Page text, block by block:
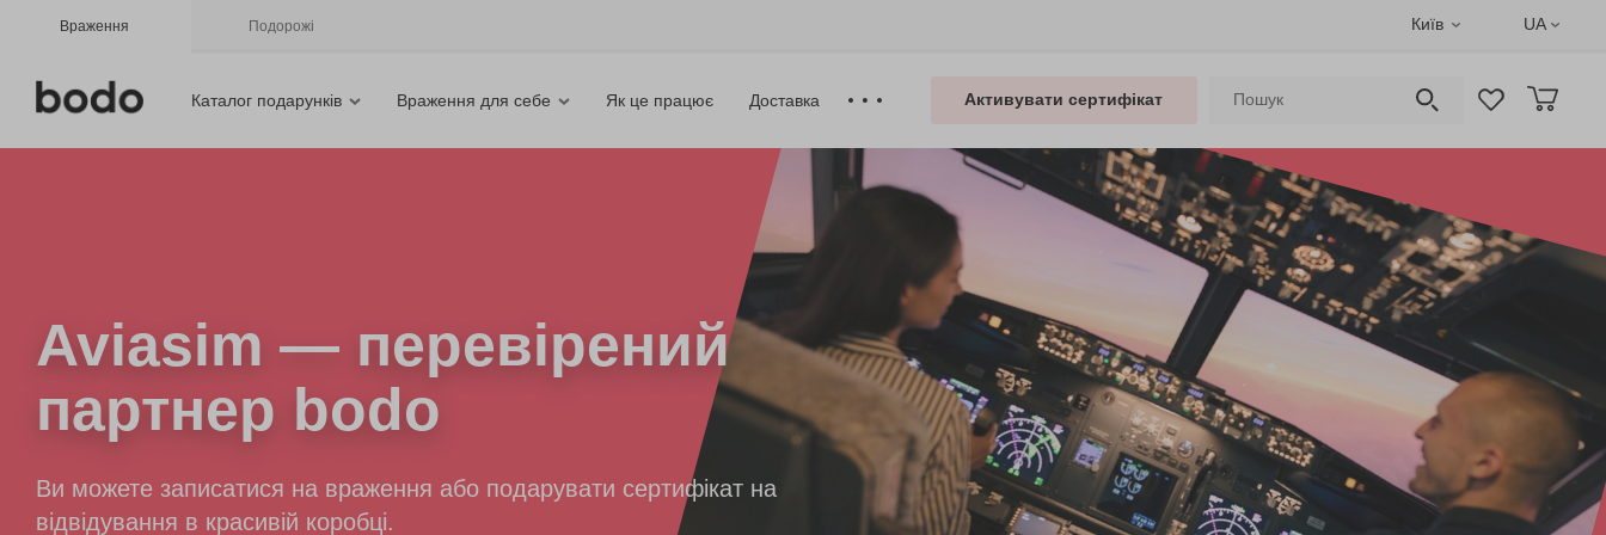
Враження Подорожі Київ UA
Каталог подарунків Враження для себе Як це працює Доставка Активувати сертифікат
Aviasim — перевірений
партнер bodo
Ви можете записатися на враження або подарувати сертифікат на
відвідування в красивій коробці.